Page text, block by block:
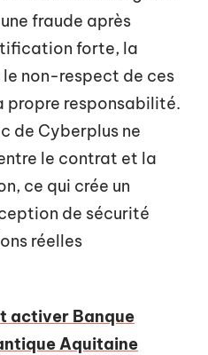
fraude après
forte, la
non-respect de ces
propre responsabilité.
de Cyberplus ne
le contrat et la
ce qui crée un
de sécurité
réelles
activer Banque
Aquitaine